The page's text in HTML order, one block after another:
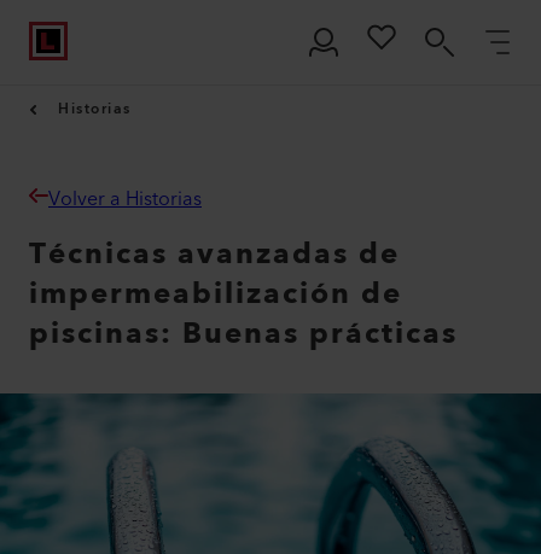
Historias
Volver a Historias
Técnicas avanzadas de
impermeabilización de
piscinas: Buenas prácticas